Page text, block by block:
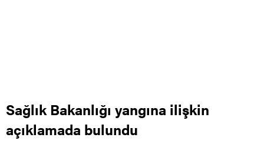
Sağlık Bakanlığı yangına ilişkin
açıklamada bulundu